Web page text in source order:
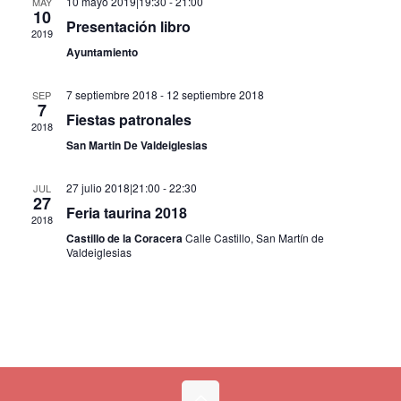
10
2019 Presentación libro
Ayuntamiento
SEP
7
2018
7 septiembre 2018 - 12 septiembre 2018
Fiestas patronales
San Martin De Valdeiglesias
JUL
27
2018
27 julio 2018|21:00 -22:30
Feria taurina 2018
Castillo de la CoraceraCalle Castillo, San Martín de
Valdeiglesias